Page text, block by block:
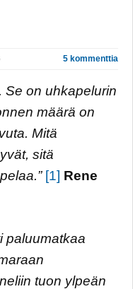
5 kommenttia
Se on uhkapelurin
määrä on
Mitä
sitä
[1] Rene
paluumatkaa
tuon ylpeän